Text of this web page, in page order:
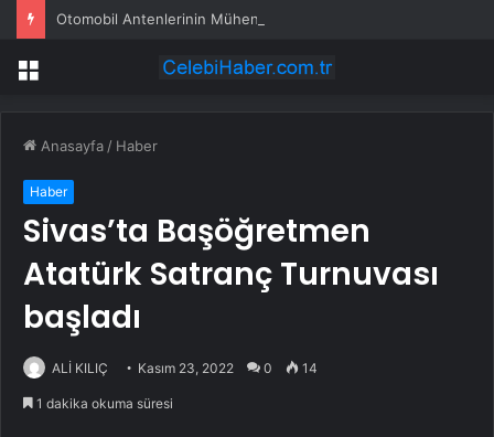
Otomobil Antenlerinin Mühendislik Sırrı
Menü
Anasayfa / Haber
Haber
Sivas’ta Başöğretmen
Atatürk Satranç Turnuvası
başladı
ALİ KILIÇ Kasım 23, 2022 0 14
1 dakika okuma süresi